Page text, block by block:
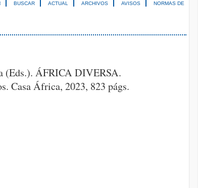
BUSCAR ACTUAL ARCHIVOS AVISOS NORMAS DE
(Eds.). ÁFRICA DIVERSA.
Casa África, 2023, 823 págs.